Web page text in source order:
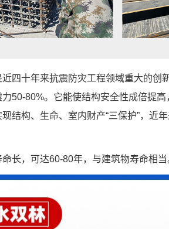
四十年来抗震防灾工程领域重大的创
50-80%。它能使结构安全性成倍提
结构、生命、室内财产“三保护”，近
长，可达60-80年，与建筑物寿命相当